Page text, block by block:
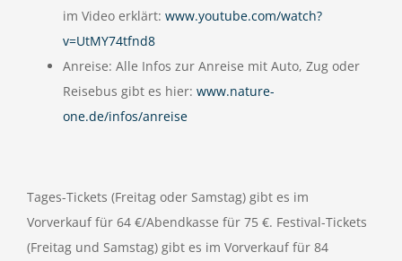
im Video erklärt: www.youtube.com/watch?
v=UtMY74tfnd8
Anreise: Alle Infos zur Anreise mit Auto, Zug oder
Reisebus gibt es hier: www.nature-
one.de/infos/anreise
Tages-Tickets (Freitag oder Samstag) gibt es im
Vorverkauf für 64 €/Abendkasse für 75 €. Festival-Tickets
(Freitag und Samstag) gibt es im Vorverkauf für 84